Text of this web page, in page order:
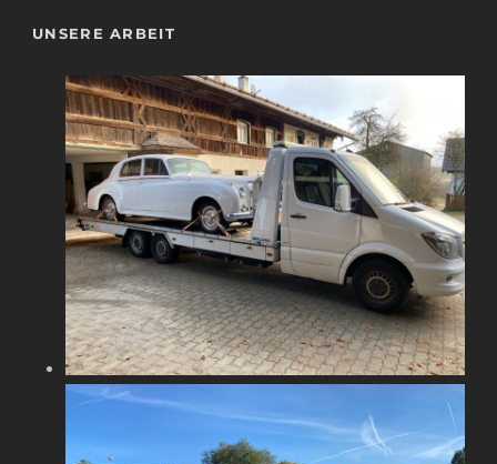
UNSERE ARBEIT